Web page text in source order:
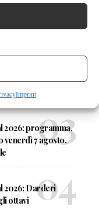
Imprint
a Montreal,
di Cincinnati, non
2026: programma,
7 agosto.
2026: Darderi
ottavi